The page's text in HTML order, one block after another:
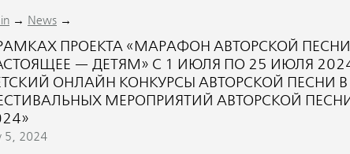
→ News →
ПРОЕКТА «МАРАФОН АВТОРСКОЙ
— ДЕТЯМ» С 1 ИЮЛЯ ПО 25 ИЮЛЯ
ОНЛАЙН КОНКУРСЫ АВТОРСКОЙ ПЕСНИ
МЕРОПРИЯТИЙ АВТОРСКОЙ
5, 2024